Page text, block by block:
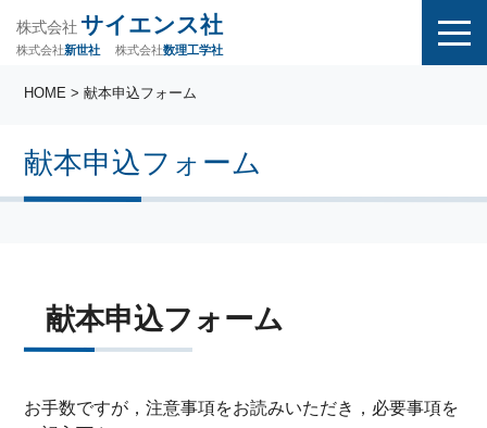
株式会社 サイエンス社
株式会社新世社 株式会社数理工学社
献本申込フォーム
HOME > 献本申込フォーム
献本申込フォーム
お手数ですが，注意事項をお読みいただき，必要事項を